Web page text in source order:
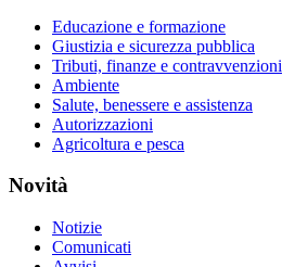
Educazione e formazione
Giustizia e sicurezza pubblica
Tributi, finanze e contravvenzioni
Ambiente
Salute, benessere e assistenza
Autorizzazioni
Agricoltura e pesca
Novità
Notizie
Comunicati